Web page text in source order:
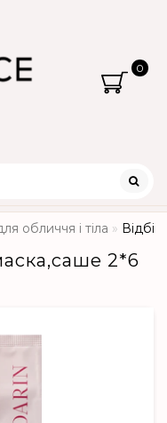
0
обличчя і тіла
2*6